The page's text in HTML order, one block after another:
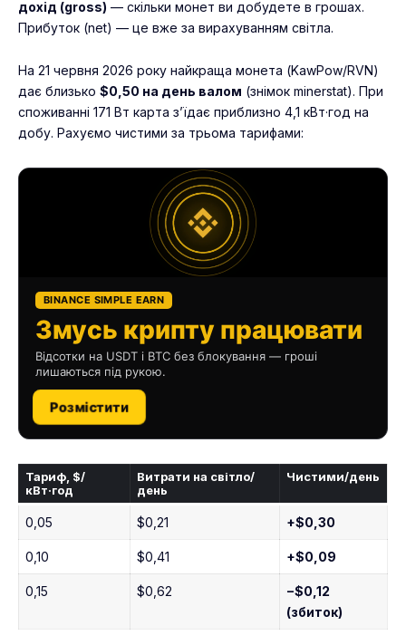
дохід (gross) — скільки монет ви добудете в грошах.
Прибуток (net) — це вже за вирахуванням світла.
На 21 червня 2026 року найкраща монета (KawPow/RVN)
дає близько $0,50 на день валом (знімок minerstat). При
споживанні 171 Вт карта з’їдає приблизно 4,1 кВт·год на
добу. Рахуємо чистими за трьома тарифами:
BINANCE SIMPLE EARN
Змусь крипту працювати
Відсотки на USDT і BTC без блокування — гроші
лишаються під рукою.
Розмістити
Тариф, $/
кВт·год
Витрати на світло/
день
Чистими/день
0,05 $0,21 +$0,30
0,10 $0,41 +$0,09
0,15 $0,62
−$0,12
(збиток)